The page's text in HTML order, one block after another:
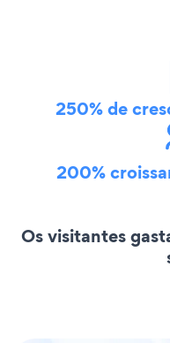
250% de
200%
Os visitantes